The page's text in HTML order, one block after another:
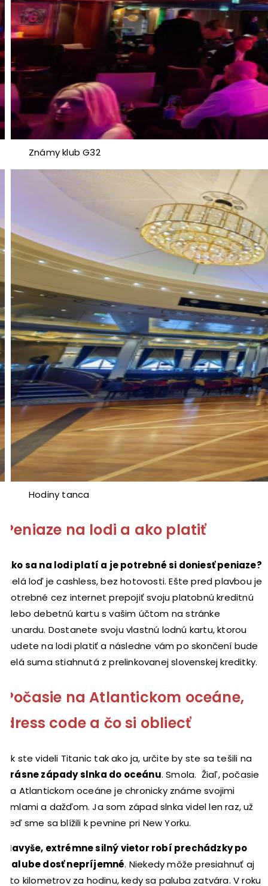
Známy klub G32
Hodiny tanca
Peniaze na lodi a ako platiť
Ako sa na lodi platí a je potrebné si doniesť peniaze?
Celá loď je cashless, bez hotovosti. Ešte pred plavbou je
potrebné cez internet prepojiť svoju platobnú kreditnú
alebo debetnú kartu s vašim účtom na stránke
Cunardu. Dostanete svoju vlastnú lodnú kartu, ktorou
budete na lodi platiť a následne vám po skončení bude
celá suma stiahnutá z prelinkovanej slovenskej kreditky.
Počasie na Atlantickom oceáne,
dress code a čo si obliecť
Ak ste videli Titanic tak ako ja, určite by ste sa tešili na
krásne západy slnka do oceánu. Smola. Žiaľ, počasie
na Atlantickom oceáne je chronicky známe svojimi
hmlami a dažďom. Ja som západ slnka videl len raz, už
keď sme sa blížili k pevnine pri New Yorku.
Navyše, extrémne silný vietor robí prechádzky po
palube dosť nepríjemné. Niekedy môže presiahnuť aj
sto kilometrov za hodinu, kedy sa paluba zatvára. V roku